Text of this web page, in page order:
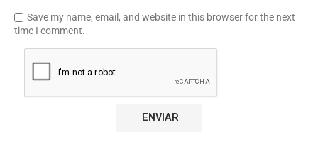
Save my name, email, and website in this browser for the next
time I comment.